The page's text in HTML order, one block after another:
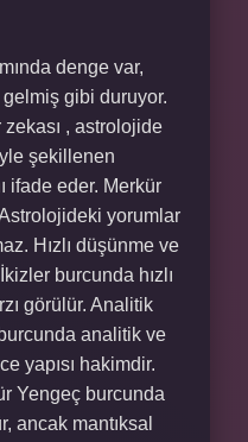
denge var,
gelmiş gibi duruyor.
, astrolojide
şekillenen
ifade eder. Merkür
yorumlar
Hızlı düşünme ve
burcunda hızlı
görülür. Analitik
analitik ve
yapısı hakimdir.
Yengeç burcunda
ancak mantıksal